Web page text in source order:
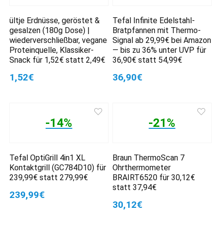
ültje Erdnüsse, geröstet &
gesalzen (180g Dose) |
wiederverschließbar, vegane
Proteinquelle, Klassiker-
Snack für 1,52€ statt 2,49€
1,52€
Tefal Infinite Edelstahl-
Bratpfannen mit Thermo-
Signal ab 29,99€ bei Amazon
— bis zu 36% unter UVP für
36,90€ statt 54,99€
36,90€
-14%
Tefal OptiGrill 4in1 XL
Kontaktgrill (GC784D10) für
239,99€ statt 279,99€
239,99€
-21%
Braun ThermoScan 7
Ohrthermometer
BRAIRT6520 für 30,12€
statt 37,94€
30,12€